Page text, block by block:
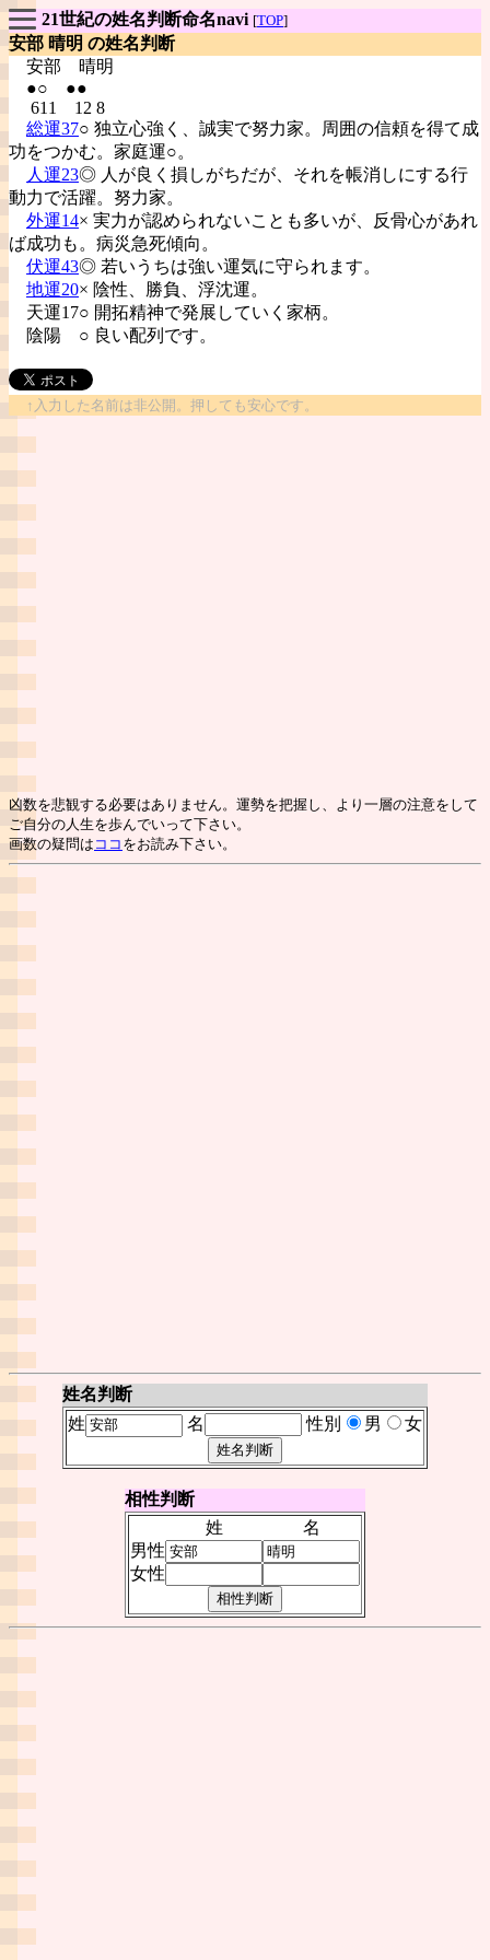
21世紀の姓名判断命名navi [TOP]
安部 晴明 の姓名判断
安部 晴明
●○ ●●
611 12 8
総運37○ 独立心強く、誠実で努力家。周囲の信頼を得て成
功をつかむ。家庭運○。
人運23◎ 人が良く損しがちだが、それを帳消しにする行
動力で活躍。努力家。
外運14× 実力が認められないことも多いが、反骨心があれ
ば成功も。病災急死傾向。
伏運43◎ 若いうちは強い運気に守られます。
地運20× 陰性、勝負、浮沈運。
天運17○ 開拓精神で発展していく家柄。
陰陽 ○ 良い配列です。
↑入力した名前は非公開。押しても安心です。
凶数を悲観する必要はありません。運勢を把握し、より一層の注意をして
ご自分の人生を歩んでいって下さい。
画数の疑問は ココ をお読み下さい。
姓名判断
姓
名 性別 男 女
相性判断
姓
名
男性
女性